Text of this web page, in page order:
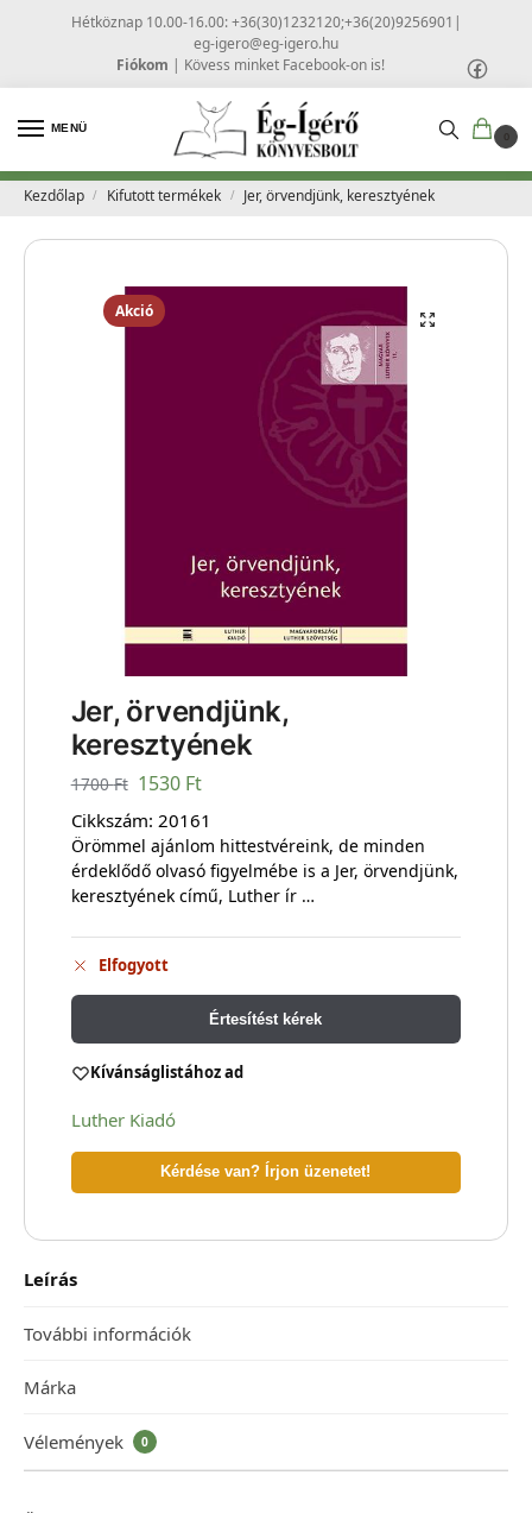
Hétköznap 10.00-16.00: +36(30)1232120;+36(20)9256901 |
eg-igero@eg-igero.hu
Fiókom | Kövess minket Facebook-on is!
MENÜ
0
Kezdőlap / Kifutott termékek / Jer, örvendjünk, keresztyének
Akció
Jer, örvendjünk,
keresztyének
1700Ft 1530 Ft
Cikkszám: 20161
Örömmel ajánlom hittestvéreink, de minden
érdeklődő olvasó figyelmébe is a Jer, örvendjünk,
keresztyének című, Luther ír …
Elfogyott
Értesítést kérek
Kívánságlistához ad
Luther Kiadó
Kérdése van? Írjon üzenetet!
Leírás
További információk
Márka
Vélemények 0